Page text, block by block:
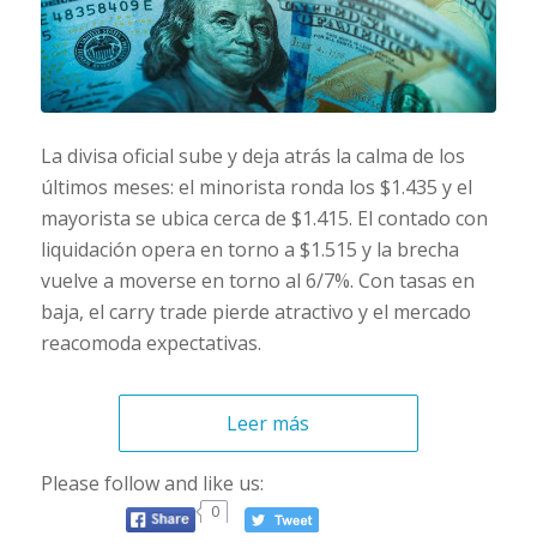
La divisa oficial sube y deja atrás la calma de los
últimos meses: el minorista ronda los $1.435 y el
mayorista se ubica cerca de $1.415. El contado con
liquidación opera en torno a $1.515 y la brecha
vuelve a moverse en torno al 6/7%. Con tasas en
baja, el carry trade pierde atractivo y el mercado
reacomoda expectativas.
Leer más
Please follow and like us:
0